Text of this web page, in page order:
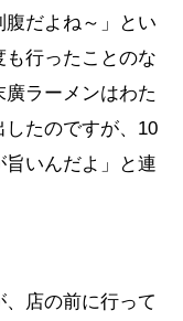
だよね～」とい
も行ったことのな
ラーメンはわた
したのですが、10
いんだよ」と連
店の前に行って